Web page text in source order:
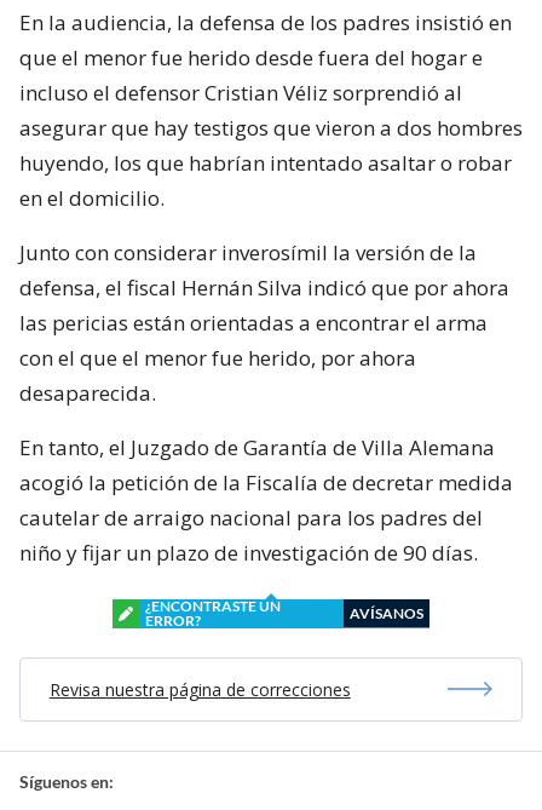
En la audiencia, la defensa de los padres insistió en
que el menor fue herido desde fuera del hogar e
incluso el defensor Cristian Véliz sorprendió al
asegurar que hay testigos que vieron a dos hombres
huyendo, los que habrían intentado asaltar o robar
en el domicilio.
Junto con considerar inverosímil la versión de la
defensa, el fiscal Hernán Silva indicó que por ahora
las pericias están orientadas a encontrar el arma
con el que el menor fue herido, por ahora
desaparecida.
En tanto, el Juzgado de Garantía de Villa Alemana
acogió la petición de la Fiscalía de decretar medida
cautelar de arraigo nacional para los padres del
niño y fijar un plazo de investigación de 90 días.
¿ENCONTRASTE UN
ERROR?
AVÍSANOS
Revisa nuestra página de correcciones
Síguenos en: